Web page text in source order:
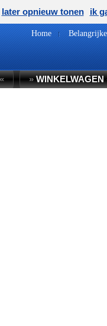
Home
»WINKELWAGEN
later opnieuw tonen ik